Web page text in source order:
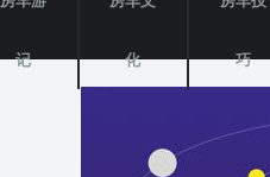
记 化 巧